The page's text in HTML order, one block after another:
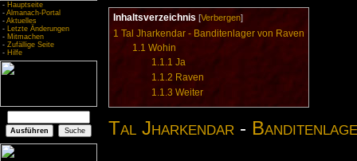
- Hauptseite
- Almanach-Portal
- Aktuelles
- Letzte Änderungen
- Mitmachen
- Zufällige Seite
- Hilfe
Inhaltsverzeichnis [Verbergen]
1 Tal Jharkendar - Banditenlager von Raven
1.1 Wohin
1.1.1 Ja
1.1.2 Raven
1.1.3 Weiter
Tal Jharkendar -